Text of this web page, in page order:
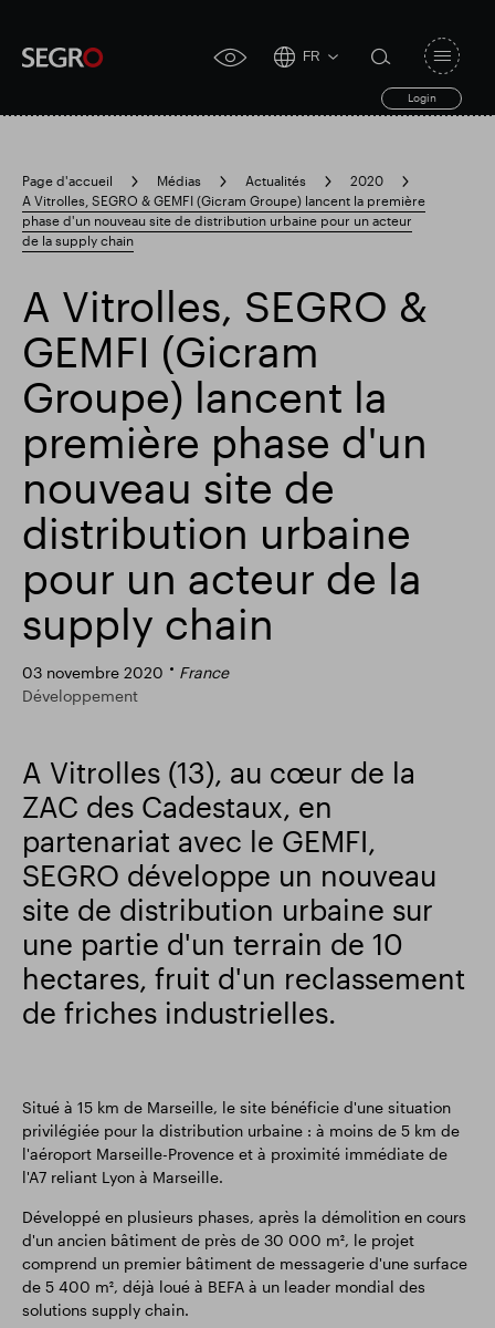
accessibility
FR
Login
search
form
Submit
Search
for
Dégager
Responsable SEGRO
Domaine commercial de Slough
Résultats financiers Mise à jour commerciale
Parc intelligent
toggle
Page d'accueil Médias Actualités
2020
A Vitrolles, SEGRO & GEMFI (Gicram Groupe) lancent la première
phase d'un nouveau site de distribution urbaine pour un acteur
de la supply chain
A Vitrolles, SEGRO &
GEMFI (Gicram
Groupe) lancent la
première phase d'un
nouveau site de
distribution urbaine
pour un acteur de la
supply chain
03 novembre 2020
France
Développement
A Vitrolles (13), au cœur de la
ZAC des Cadestaux, en
partenariat avec le GEMFI,
SEGRO développe un nouveau
site de distribution urbaine sur
une partie d'un terrain de 10
hectares, fruit d'un reclassement
de friches industrielles.
Situé à 15 km de Marseille, le site bénéficie d'une situation
privilégiée pour la distribution urbaine : à moins de 5 km de
l'aéroport Marseille-Provence et à proximité immédiate de
l'A7 reliant Lyon à Marseille.
Développé en plusieurs phases, après la démolition en cours
d'un ancien bâtiment de près de 30 000 m², le projet
comprend un premier bâtiment de messagerie d'une surface
de 5 400 m², déjà loué à BEFA à un leader mondial des
solutions supply chain.